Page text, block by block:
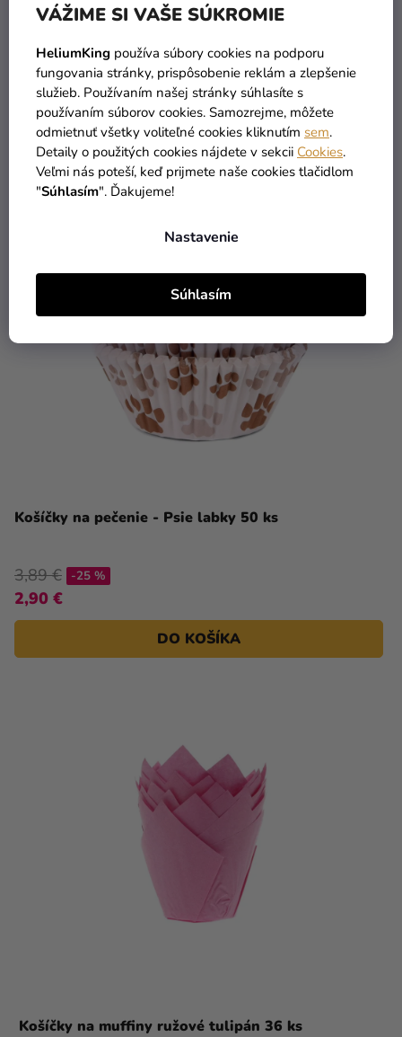
VÁŽIME SI VAŠE SÚKROMIE
HeliumKing používa súbory cookies na podporu
fungovania stránky, prispôsobenie reklám a zlepšenie
služieb. Používaním našej stránky súhlasíte s
používaním súborov cookies. Samozrejme, môžete
odmietnuť všetky voliteľné cookies kliknutím sem.
Detaily o použitých cookies nájdete v sekcii Cookies.
Veľmi nás poteší, keď prijmete naše cookies tlačidlom
"Súhlasím". Ďakujeme!
Nastavenie
Súhlasím
Košíčky na pečenie - pastelové 60 ks
3,29 €
2,90 €
-12 %
DO KOŠÍKA
Košíčky na pečenie - Psie labky 50 ks
3,89 €
2,90 €
-25 %
DO KOŠÍKA
Košíčky na muffiny ružové tulipán 36 ks